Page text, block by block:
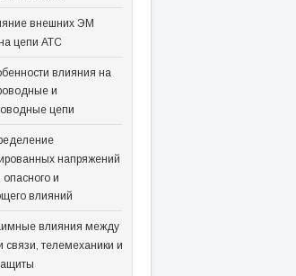
внешних ЭМ
цепи АТС
влияния на
и
цепи
напряжений
опасного и
влияний
влияния между
связи, телемеханики и